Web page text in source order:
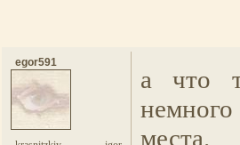
egor591
а что
немного
места.